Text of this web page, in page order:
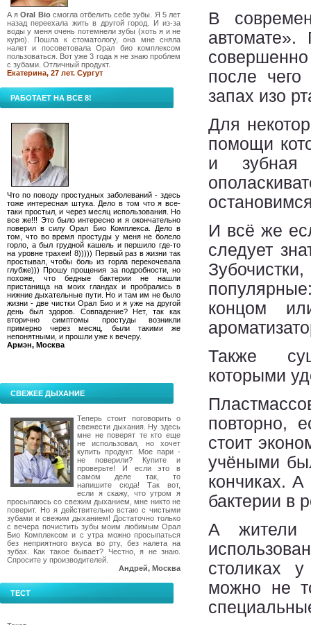
А я Oral Bio смогла отбелить себе зубы. Я 5 лет
назад переехала жить в другой город. И из-за
воды у меня очень потемнели зубы (хоть я и не
курю). Пошла к стоматологу, она мне сняла
налет и посоветовала Орал био комплексом
пользоваться. Вот уже 3 года я не знаю проблем
с зубами. Отличный продукт.
Екатерина, 27 лет. Сургут
РАБОТАЕТ НА ВСЕ 8!
Что по поводу простудных заболеваний - здесь
тоже интересная штука. Дело в том что я все-
таки простыл, и через месяц использования. Но
все же!!! Это было интересно и я окончательно
поверил в силу Орал Био Комплекса. Дело в
том, что во время простуды у меня не болело
горло, а был грудной кашель и першило где-то
на уровне трахеи! 8))))) Первый раз в жизни так
простывал, чтобы боль из горла перекочевала
глубже))) Прошу прощения за подробности, но
похоже, что бедные бактерии не нашли
пристанища на моих гландах и пробрались в
нижние дыхательные пути. Но и там им не было
жизни - две чистки Орал Био и я уже на другой
день был здоров. Совпадение? Нет, так как
вторично симптомы простуды возникли
примерно через месяц, были такими же
непонятными, и прошли уже к вечеру.
Армэн, Москва
СВЕЖЕЕ ДЫХАНИЕ
Теперь стоит поговорить о
свежести дыхания. Ну здесь
мне не поверят те кто еще
не использовал, но хочет
купить продукт. Мое пари -
не поверили? Купите и
проверьте! И если это в
самом деле так, то
напишите сюда! Так вот,
если я скажу, что утром я
просыпаюсь со свежим дыханием, мне никто не
поверит. Но я действительно встаю с чистыми
зубами и свежим дыханием! Достаточно только
с вечера почистить зубы моим любимым Орал
Био Комплексом и с утра можно просыпаться
без неприятного вкуса во рту, без налета на
зубах. Как такое бывает? Честно, я не знаю.
Спросите у производителей.
Андрей, Москва
ТЕСТ
В
совершенно
после
запах изо
Для
помощи
и зубная
И всё же
следует
концом
Также
которыми
повторно,
стоит
учёными
кончиках. А
бактерии в
А жители
столиках
можно не